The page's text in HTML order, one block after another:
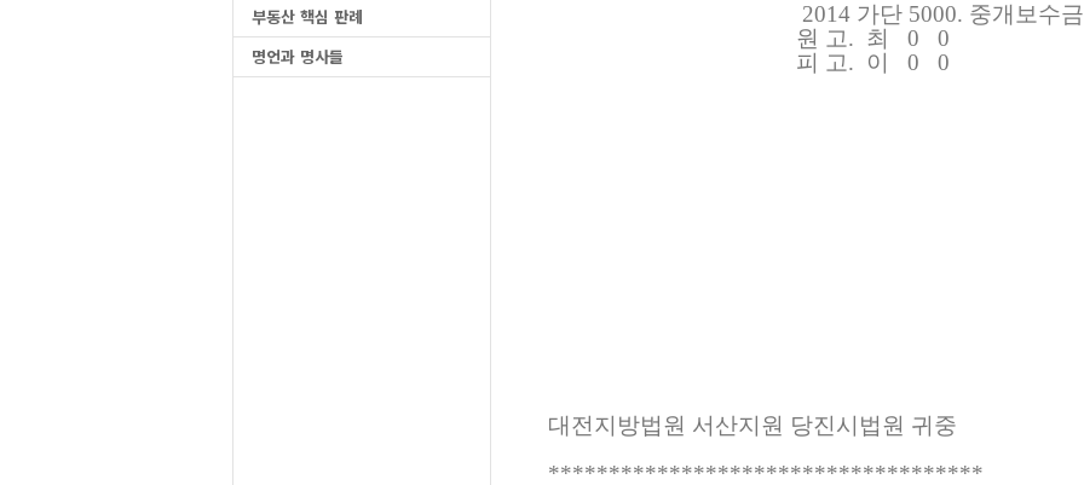
부동산 핵심 판례
명언과 명사들
2014 가단 5000. 중개보수금
원 고. 최 0 0
피 고. 이 0 0
대전지방법원 서산지원 당진시법원 귀중
************************************